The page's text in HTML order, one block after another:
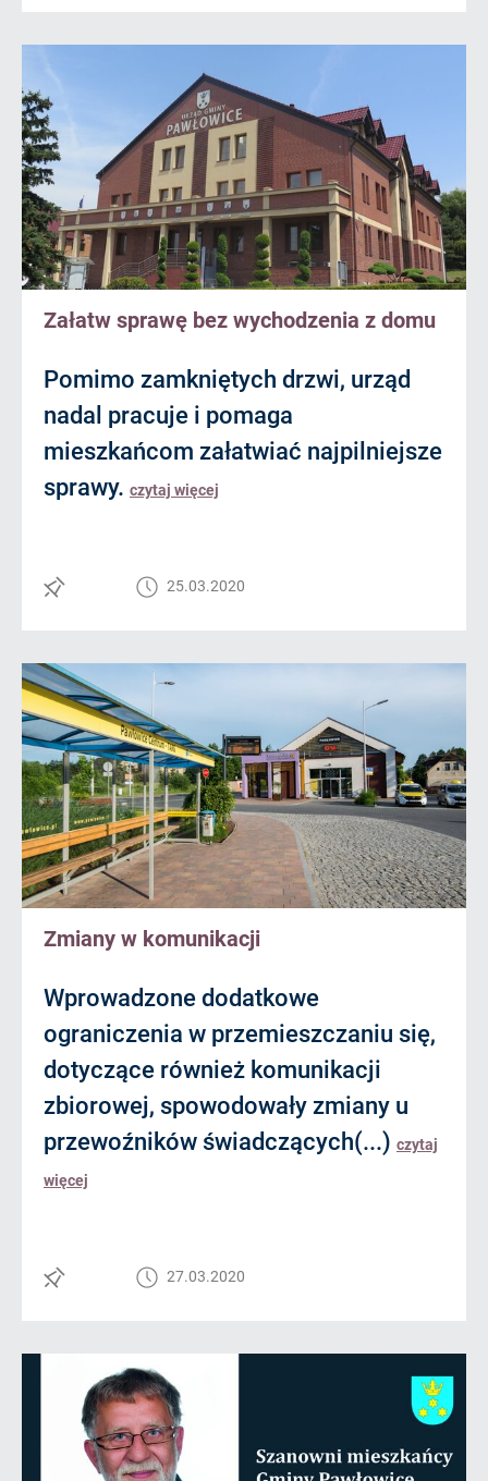
Załatw sprawę bez wychodzenia z domu
Pomimo zamkniętych drzwi, urząd
nadal pracuje i pomaga
mieszkańcom załatwiać najpilniejsze
sprawy. czytaj więcej
25.03.2020
Zmiany w komunikacji
Wprowadzone dodatkowe
ograniczenia w przemieszczaniu się,
dotyczące również komunikacji
zbiorowej, spowodowały zmiany u
przewoźników świadczących(...) czytaj
więcej
27.03.2020